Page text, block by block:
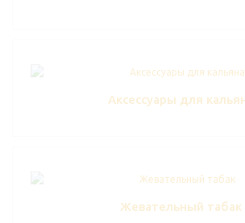
Аксессуары для
Жевательный табак